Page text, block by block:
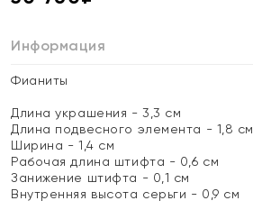
Информация
Фианиты
Длина украшения - 3,3 см
Длина подвесного элемента - 1,8 см
Ширина - 1,4 см
Рабочая длина штифта - 0,6 см
Занижение штифта - 0,1 см
Внутренняя высота серьги - 0,9 см